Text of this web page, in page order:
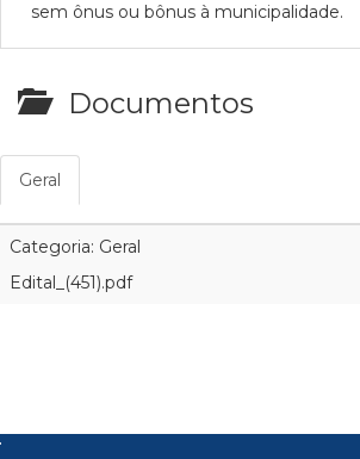
sem ônus ou bônus à municipalidade.
Documentos
Geral
Categoria: Geral
Edital_(451).pdf